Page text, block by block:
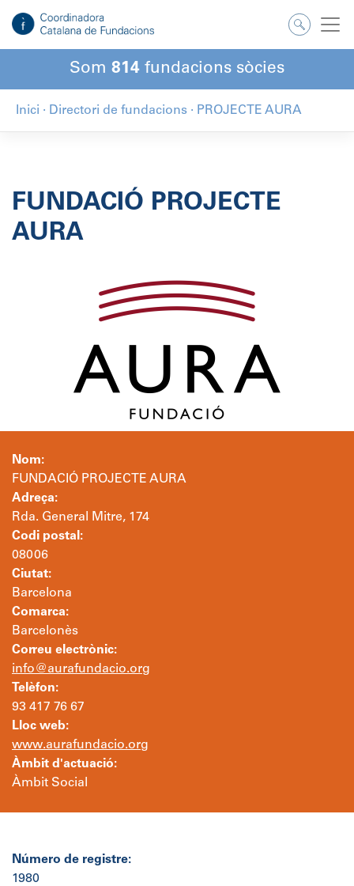
contingut
Som 814 fundacions sòcies
Inici · Directori de fundacions · PROJECTE AURA
FUNDACIÓ PROJECTE
AURA
Nom:
FUNDACIÓ PROJECTE AURA
Adreça:
Rda. General Mitre, 174
Codi postal:
08006
Ciutat:
Barcelona
Comarca:
Barcelonès
Correu electrònic:
info@aurafundacio.org
Telèfon:
93 417 76 67
Lloc web:
www.aurafundacio.org
Àmbit d'actuació:
Àmbit Social
Número de registre:
1980